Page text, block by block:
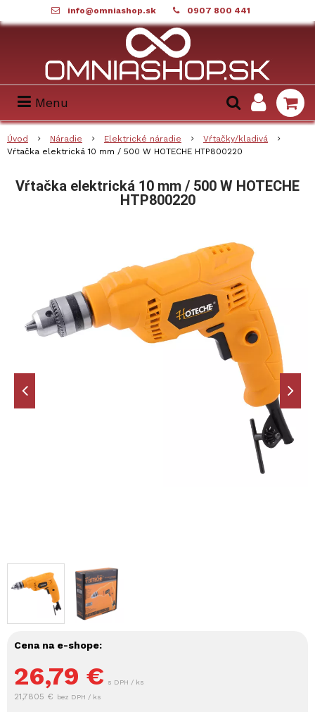
info@omniashop.sk 0907 800 441
Menu
Úvod Náradie Elektrické náradie
Vŕtačky/kladivá
Vŕtačka elektrická 10 mm / 500 W HOTECHE HTP800220
Vŕtačka elektrická 10 mm / 500 W HOTECHE
HTP800220
Cena na e-shope:
26,79 € s DPH / ks
21,7805 € bez DPH / ks